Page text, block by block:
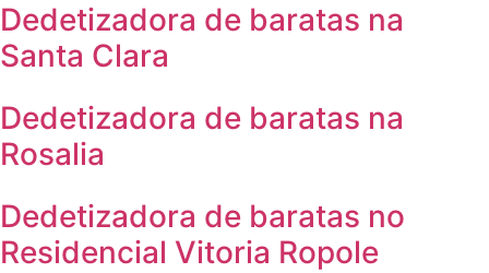
Dedetizadora de baratas na
Santa Clara
Dedetizadora de baratas na
Rosalia
Dedetizadora de baratas no
Residencial Vitoria Ropole